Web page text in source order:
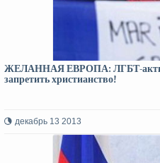
ЖЕЛАННАЯ ЕВРОПА: ЛГБТ-
запретить христианство!
декабрь 13 2013